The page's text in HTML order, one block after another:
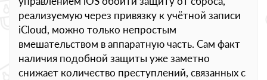
реализуемую через привязку к учётной записи
iCloud, можно только непростым
вмешательством в аппаратную часть. Сам факт
наличия подобной защиты уже заметно
снижает количество преступлений, связанных с